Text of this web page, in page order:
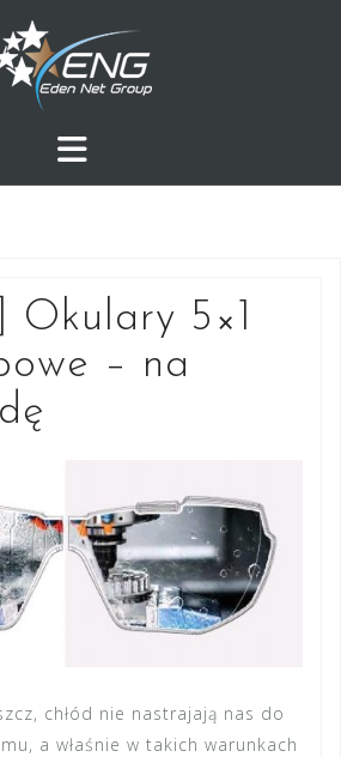
Okulary 5×1
– na
chłód nie nastrajają nas do
a właśnie w takich warunkach